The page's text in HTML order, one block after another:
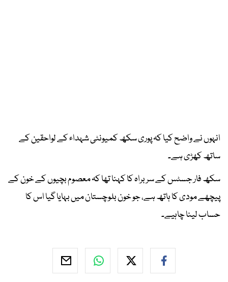
انہوں نے واضح کیا کہ پوری سکھ کمیونٹی شہداء کے لواحقین کے
ساتھ کھڑی ہے۔
سکھ فار جسٹس کے سربراہ کا کہنا تھا کہ معصوم بچیوں کے خون کے
پیچھے مودی کا ہاتھ ہے، جو خون بلوچستان میں بہایا گیا اس کا
حساب لینا چاہیے۔